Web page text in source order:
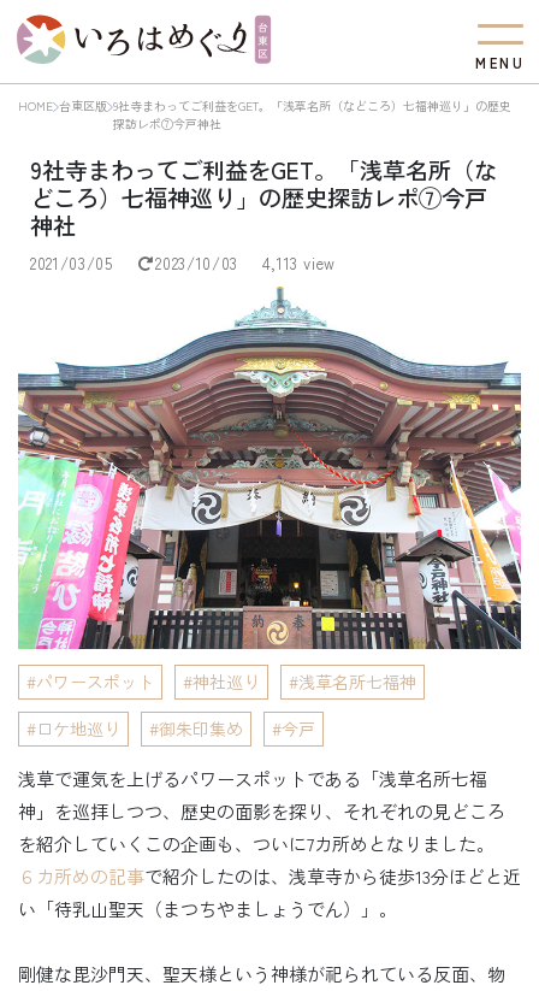
M EN U
HOME 台東区版 9社寺まわってご利益をGET。「浅草名所（などころ）七福神巡り」の歴史
探訪レポ⑦今戸神社
9社寺まわってご利益をGET。「浅草名所（な
どころ）七福神巡り」の歴史探訪レポ⑦今戸
神社
2021/03/05 2023/10/03 4,113 view
パワースポット 神社巡り
浅草名所七福神
ロケ地巡り
御朱印集め 今戸
浅草で運気を上げるパワースポットである「浅草名所七福
神」を巡拝しつつ、歴史の面影を探り、それぞれの見どころ
を紹介していくこの企画も、ついに7カ所めとなりました。
６カ所めの記事で紹介したのは、浅草寺から徒歩13分ほどと近
い「待乳山聖天（まつちやましょうでん）」。
剛健な毘沙門天、聖天様という神様が祀られている反面、物